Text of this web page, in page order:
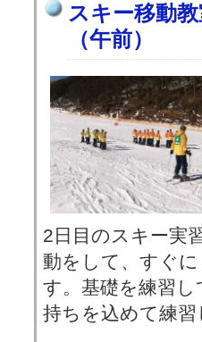
スキー移動
（午前）
2日目のスキー実
動をして、すぐ
す。基礎を練習
持ちを込めて練